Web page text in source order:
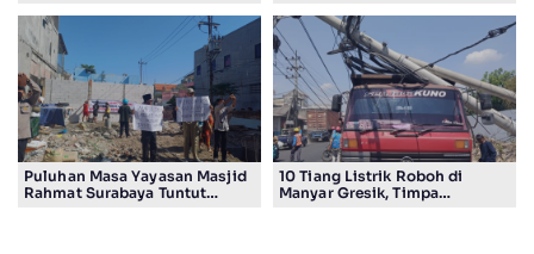
Pengurus
Puluhan Masa Yayasan Masjid
Rahmat Surabaya Tuntut
10 Tiang Listrik Roboh di
Manyar Gresik, Timpa